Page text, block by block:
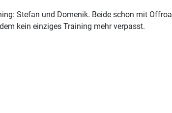
Stefan und Domenik. Beide schon mit
kein einziges Training mehr verpasst.